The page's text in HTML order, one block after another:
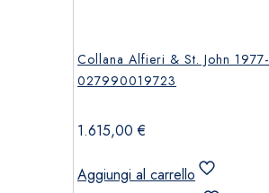
Collana Alfieri & St. John 1977-
027990019723
1.615,00€
Aggiungi al carrello